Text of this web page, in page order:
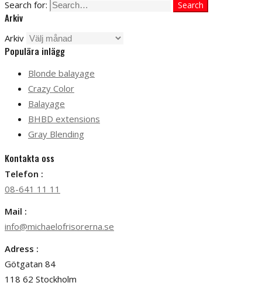
Search for: Search
Arkiv
Arkiv
Populära inlägg
Blonde balayage
Crazy Color
Balayage
BHBD extensions
Gray Blending
Kontakta oss
Telefon :
08-641 11 11
Mail :
info@michaelofrisorerna.se
Adress :
Götgatan 84
118 62 Stockholm